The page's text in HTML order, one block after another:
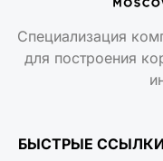
Специализация
для построения
БЫСТРЫЕ